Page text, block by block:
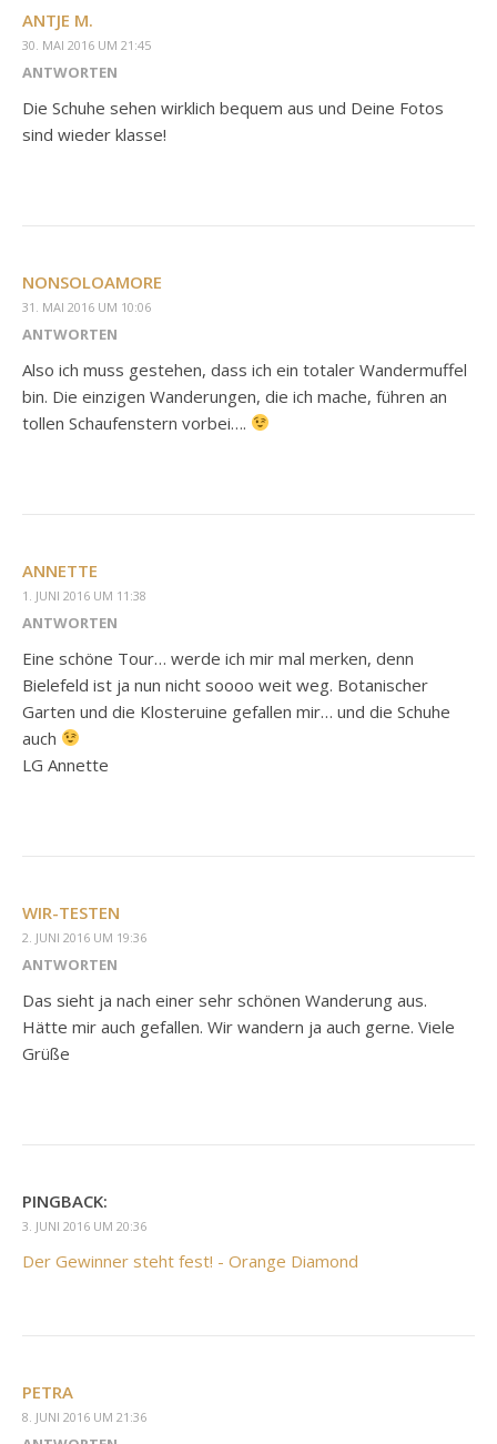
ANTJE M.
30. MAI 2016 UM 21:45
ANTWORTEN
Die Schuhe sehen wirklich bequem aus und Deine Fotos
sind wieder klasse!
NONSOLOAMORE
31. MAI 2016 UM 10:06
ANTWORTEN
Also ich muss gestehen, dass ich ein totaler Wandermuffel
bin. Die einzigen Wanderungen, die ich mache, führen an
tollen Schaufenstern vorbei….
ANNETTE
1. JUNI 2016 UM 11:38
ANTWORTEN
Eine schöne Tour… werde ich mir mal merken, denn
Bielefeld ist ja nun nicht soooo weit weg. Botanischer
Garten und die Klosteruine gefallen mir… und die Schuhe
auch
LG Annette
WIR-TESTEN
2. JUNI 2016 UM 19:36
ANTWORTEN
Das sieht ja nach einer sehr schönen Wanderung aus.
Hätte mir auch gefallen. Wir wandern ja auch gerne. Viele
Grüße
PINGBACK:
3. JUNI 2016 UM 20:36
Der Gewinner steht fest! - Orange Diamond
PETRA
8. JUNI 2016 UM 21:36